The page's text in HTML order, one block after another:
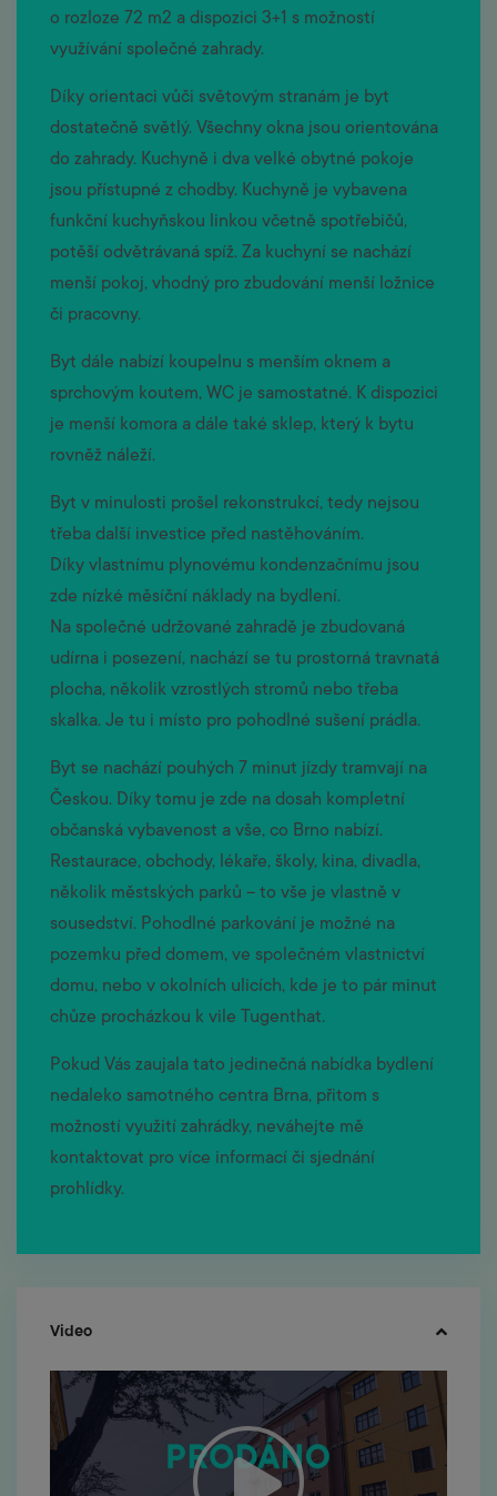
o rozloze 72 m2 a dispozici 3+1 s možností
využívání společné zahrady.
Díky orientaci vůči světovým stranám je byt
dostatečně světlý. Všechny okna jsou orientována
do zahrady. Kuchyně i dva velké obytné pokoje
jsou přístupné z chodby. Kuchyně je vybavena
funkční kuchyňskou linkou včetně spotřebičů,
potěší odvětrávaná spíž. Za kuchyní se nachází
menší pokoj, vhodný pro zbudování menší ložnice
či pracovny.
Byt dále nabízí koupelnu s menším oknem a
sprchovým koutem, WC je samostatné. K dispozici
je menší komora a dále také sklep, který k bytu
rovněž náleží.
Byt v minulosti prošel rekonstrukcí, tedy nejsou
třeba další investice před nastěhováním.
Díky vlastnímu plynovému kondenzačnímu jsou
zde nízké měsíční náklady na bydlení.
Na společné udržované zahradě je zbudovaná
udírna i posezení, nachází se tu prostorná travnatá
plocha, několik vzrostlých stromů nebo třeba
skalka. Je tu i místo pro pohodlné sušení prádla.
Byt se nachází pouhých 7 minut jízdy tramvají na
Českou. Díky tomu je zde na dosah kompletní
občanská vybavenost a vše, co Brno nabízí.
Restaurace, obchody, lékaře, školy, kina, divadla,
několik městských parků – to vše je vlastně v
sousedství. Pohodlné parkování je možné na
pozemku před domem, ve společném vlastnictví
domu, nebo v okolních ulicích, kde je to pár minut
chůze procházkou k vile Tugenthat.
Pokud Vás zaujala tato jedinečná nabídka bydlení
nedaleko samotného centra Brna, přitom s
možností využití zahrádky, neváhejte mě
kontaktovat pro více informací či sjednání
prohlídky.
Video